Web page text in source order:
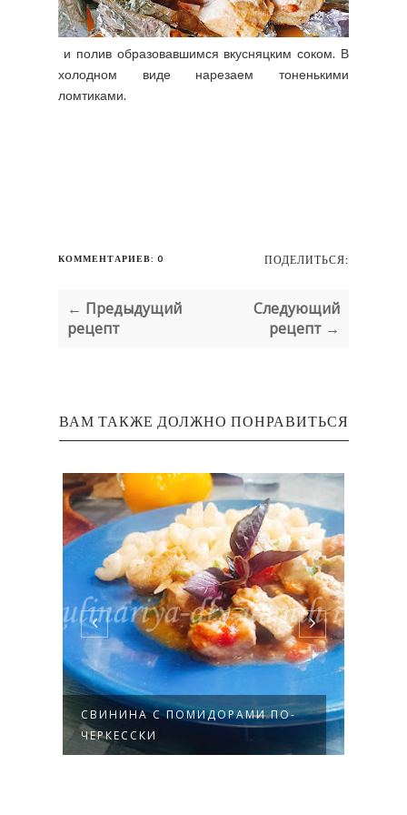
и полив образовавшимся вкусняцким соком. В
холодном виде нарезаем тоненькими
ломтиками.
КОММЕНТАРИЕВ: 0 ПОДЕЛИТЬСЯ:
← Предыдущий
рецепт
Следующий
рецепт →
ВАМ ТАКЖЕ ДОЛЖНО ПОНРАВИТЬСЯ
СВИНИНА С ПОМИДОРАМИ ПО-
ЧЕРКЕССКИ